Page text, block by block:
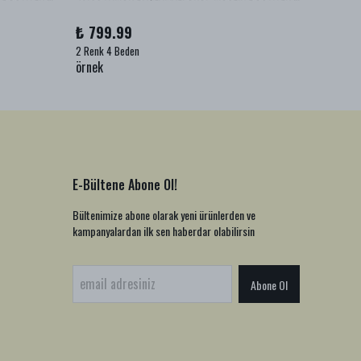
₺ 799.99
2 Renk 4 Beden
örnek
E-Bültene Abone Ol!
Bültenimize abone olarak yeni ürünlerden ve
kampanyalardan ilk sen haberdar olabilirsin
Abone Ol